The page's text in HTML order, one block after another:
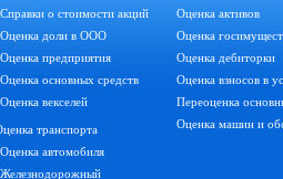
Справки о стоимости акций
Оценка доли в ООО
Оценка предприятия
Оценка основных средств
Оценка векселей
транспорта
Оценка автомобиля
Железнодорожный
Оценка активов
Оценка
Оценка дебиторки
Оценка взносов в
Переоценка
Оценка машин и